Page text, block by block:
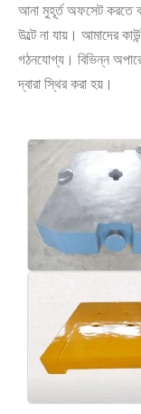
আনা মুহূর্ত অফসেট করতে
উল্টে না যায়। আমাদের
গঠনযোগ্য। বিভিন্ন
দ্বারা স্থির করা হয়।